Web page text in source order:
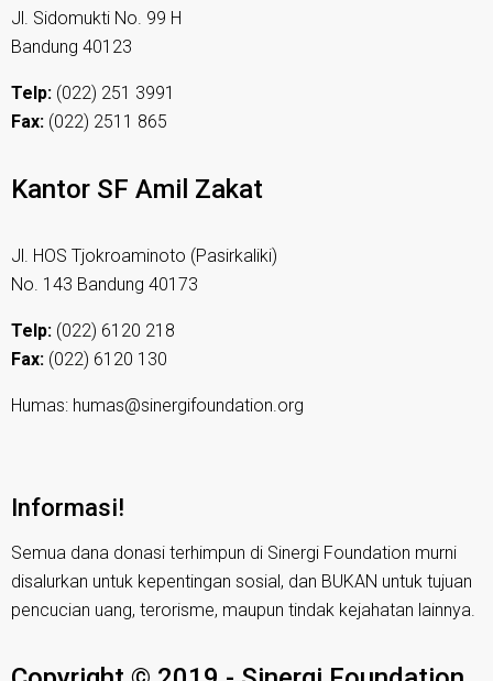
Jl. Sidomukti No. 99 H
Bandung 40123
Telp: (022) 251 3991
Fax: (022) 2511 865
Kantor SF Amil Zakat
Jl. HOS Tjokroaminoto (Pasirkaliki)
No. 143 Bandung 40173
Telp: (022) 6120 218
Fax: (022) 6120 130
Humas: humas@sinergifoundation.org
Informasi!
Semua dana donasi terhimpun di Sinergi Foundation murni
disalurkan untuk kepentingan sosial, dan BUKAN untuk tujuan
pencucian uang, terorisme, maupun tindak kejahatan lainnya.